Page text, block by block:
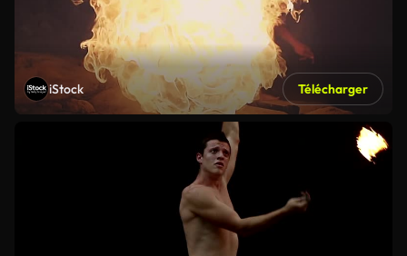
iStock Télécharger